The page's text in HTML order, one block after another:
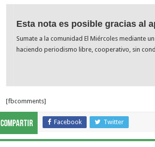
Esta nota es posible gracias al
Sumate a la comunidad El Miércoles mediante
haciendo periodismo libre, cooperativo, sin
[fbcomments]
Compartir Facebook Twitter